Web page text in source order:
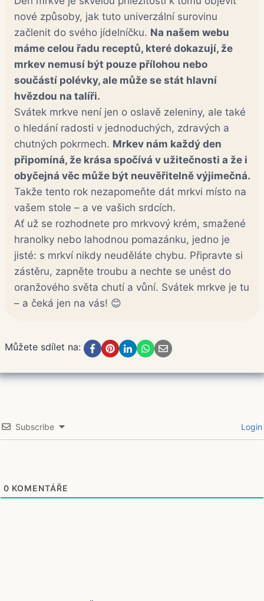
nové způsoby, jak tuto univerzální surovinu
začlenit do svého jídelníčku. Na našem webu
máme celou řadu receptů, které dokazují, že
mrkev nemusí být pouze přílohou nebo
součástí polévky, ale může se stát hlavní
hvězdou na talíři.
Svátek mrkve není jen o oslavě zeleniny, ale také
o hledání radosti v jednoduchých, zdravých a
chutných pokrmech. Mrkev nám každý den
připomíná, že krása spočívá v užitečnosti a že i
obyčejná věc může být neuvěřitelně výjimečná.
Takže tento rok nezapomeňte dát mrkvi místo na
vašem stole – a ve vašich srdcích.
Ať už se rozhodnete pro mrkvový krém, smažené
hranolky nebo lahodnou pomazánku, jedno je
jisté: s mrkví nikdy neuděláte chybu. Připravte si
zástěru, zapněte troubu a nechte se unést do
oranžového světa chutí a vůní. Svátek mrkve je tu
– a čeká jen na vás! 😊
Můžete sdílet na:
Subscribe Login
0 KOMENTÁŘE